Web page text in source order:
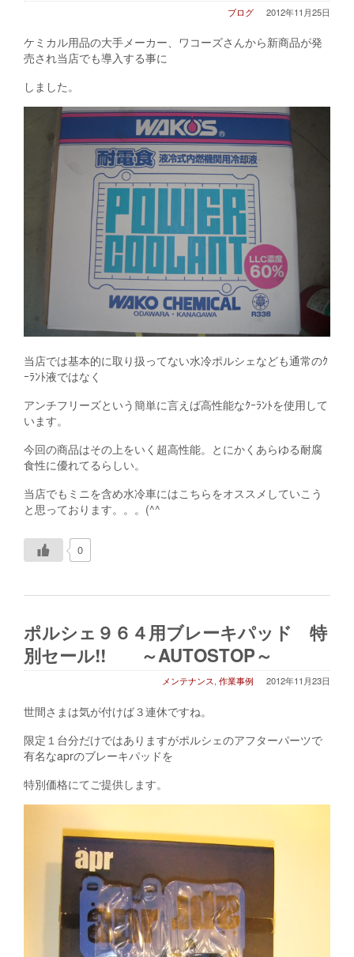
2012年11月25日
ブログ
ケミカル用品の大手メーカー、ワコーズさんから新商品が発
売され当店でも導入する事に
しました。
当店では基本的に取り扱ってない水冷ポルシェなども通常のｸ
ｰﾗﾝﾄ液ではなく
アンチフリーズという簡単に言えば高性能なｸｰﾗﾝﾄを使用して
います。
今回の商品はその上をいく超高性能。とにかくあらゆる耐腐
食性に優れてるらしい。
当店でもミニを含め水冷車にはこちらをオススメしていこう
と思っております。。。(^^ゞ
0
ポルシェ９６４用ブレーキパッド 特
別セール!! ～AUTOSTOP～
2012年11月23日
メンテナンス,作業事例
世間さまは気が付けば３連休ですね。
限定１台分だけではありますがポルシェのアフターパーツで
有名なaprのブレーキパッドを
特別価格にてご提供します。